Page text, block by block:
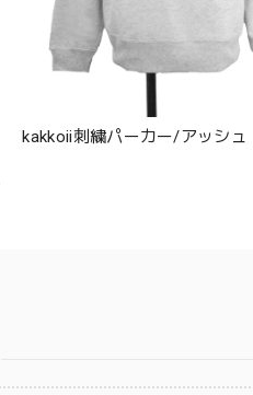
kakkoii刺繍パーカー/アッシュ